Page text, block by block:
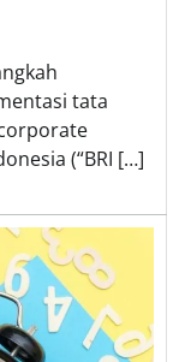
tata
(“BRI […]